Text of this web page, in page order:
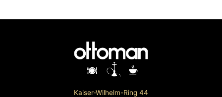
Kaiser-Wilhelm-Ring 44